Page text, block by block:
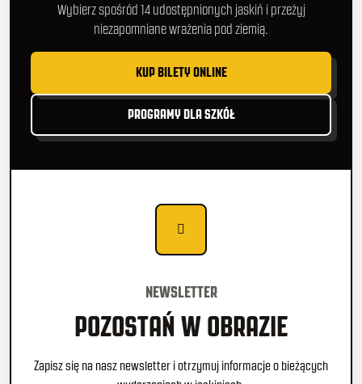
Wybierz spośród 14 udostępnionych jaskiń i przeżyj
niezapomniane wrażenia pod ziemią.
KUP BILETY ONLINE
PROGRAMY DLA SZKÓŁ
NEWSLETTER
POZOSTAŃ W OBRAZIE
Zapisz się na nasz newsletter i otrzymuj informacje o bieżących